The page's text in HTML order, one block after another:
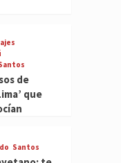
de
que
Santos